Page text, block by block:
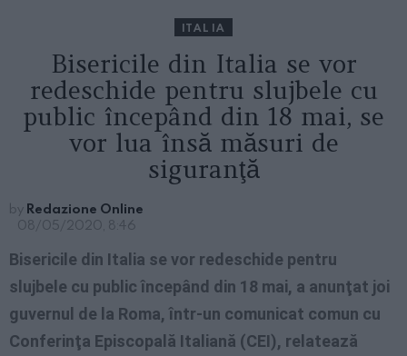
ITALIA
Bisericile din Italia se vor
redeschide pentru slujbele cu
public începând din 18 mai, se
vor lua însă măsuri de
siguranţă
by Redazione Online
08/05/2020, 8:46
Bisericile din Italia se vor redeschide pentru
slujbele cu public începând din 18 mai, a anunţat joi
guvernul de la Roma, într-un comunicat comun cu
Conferinţa Episcopală Italiană (CEI), relatează